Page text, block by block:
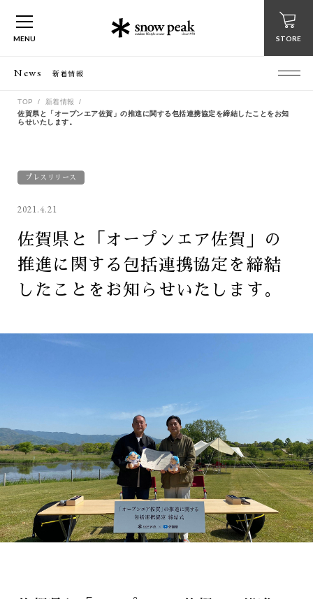
MENU STORE
News 新着情報
TOP
新着情報
佐賀県と「オープンエア佐賀」の推進に関する包括連携協定を締結したことをお知
らせいたします。
プレスリリース
2021.4.21
佐賀県と「オープンエア佐賀」の
推進に関する包括連携協定を締結
したことをお知らせいたします。